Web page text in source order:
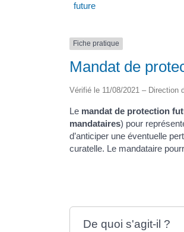
future
Fiche pratique
Mandat de
Vérifié le 11/08/2021 – Direction
Le mandat de protection
mandataires) pour
d’anticiper une éventuelle
curatelle. Le mandataire
De quoi s'agit-il ?